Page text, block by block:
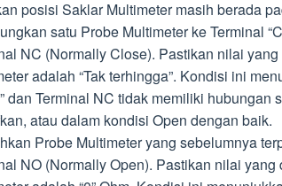
posisi Saklar Multimeter masih berada
satu Probe Multimeter ke Terminal
NC (Normally Close). Pastikan nilai
adalah “Tak terhingga”. Kondisi ini
dan Terminal NC tidak memiliki hubungan
atau dalam kondisi Open dengan baik.
Probe Multimeter yang sebelumnya
NO (Normally Open). Pastikan nilai